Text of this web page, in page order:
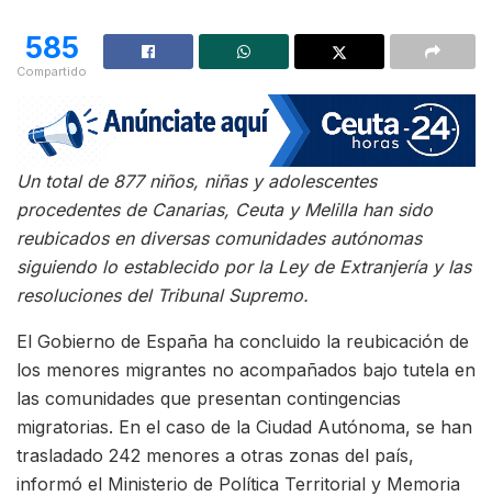
585
Compartido
Un total de 877 niños, niñas y adolescentes
procedentes de Canarias, Ceuta y Melilla han sido
reubicados en diversas comunidades autónomas
siguiendo lo establecido por la Ley de Extranjería y las
resoluciones del Tribunal Supremo.
El Gobierno de España ha concluido la reubicación de
los menores migrantes no acompañados bajo tutela en
las comunidades que presentan contingencias
migratorias. En el caso de la Ciudad Autónoma, se han
trasladado 242 menores a otras zonas del país,
informó el Ministerio de Política Territorial y Memoria